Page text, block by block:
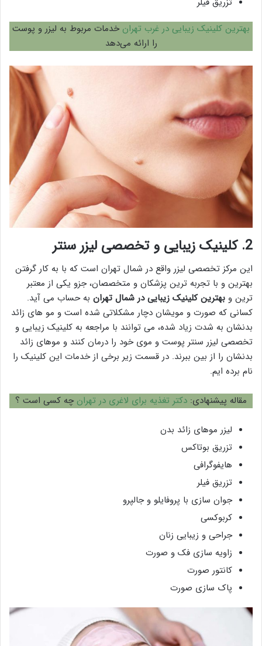
بهترین کلینیک زیبایی در غرب تهران خدمات مربوط به لیزر و پوست
را ارائه می‌دهد
2. کلینیک زیبایی و تخصصی لیزر سنتر
این مرکز تخصصی لیزر واقع در شمال تهران است که با به کار گرفتن
بهترین و با تجربه ترین پزشکان و متخصصان، جزو یکی از معتبر
ترین و بهترین کلینیک زیبایی در شمال تهران به حساب می آید.
کسانی که صورت و مویشان دچار مشکلاتی شده است و مو های زائد
بدنشان به شدت زیاد شده، می توانند با مراجعه به کلینیک زیبایی و
تخصصی لیزر سنتر پوست و موی خود را درمان کنند و موهای زائد
بدنشان را از بین ببرند. در قسمت زیر برخی از خدمات این کلینیک را
نام برده ایم.
مقاله پیشنهادی: دکتر تغذیه برای لاغری در تهران چه کسی است ؟
لیزر موهای زائد بدن
تزریق بوتاکس
هایفوگرافی
تزریق فیلر
جوان سازی با پروفایلو و جالپرو
کربوکسی
جراحی و زیبایی زنان
زاویه سازی فک و صورت
کانتور صورت
پاک سازی صورت